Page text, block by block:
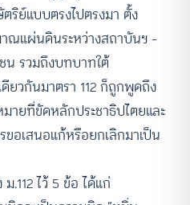
ริย์แบบตรงไปตรงมา ตั้ง
ณแผ่นดินระหว่างสถาบันฯ –
น รวมถึงบทบาทใต้
ยวกันมาตรา 112 ก็ถูกพูดถึง
ายที่ขัดหลักประชาธิปไตยและ
อเสนอแก้หรือยกเลิกมาเป็น
ไว้ 5 ข้อ ได้แก่